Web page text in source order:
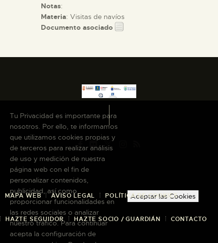
Notas:
Materia: Visitas de navíos
Documento asociado
MAPA WEB AVISO LEGAL POLÍTICA DE COOKIES
HAZTE SEGUIDOR HAZTE SOCIO / GUARDIÁN CONTACTO
Tu Privacidad es importante para
nosotros. Por ello, te informamos
que utilizamos cookies propias y
de terceros para realizar análisis
de uso y medición de nuestra
página web con el fin de
personalizar contenidos,
publicidad, así como
proporcionar funcionalidades en
las redes sociales o analizar
nuestro tráfico. Para continuar
acepta la configuración de
Aceptar las Cookies